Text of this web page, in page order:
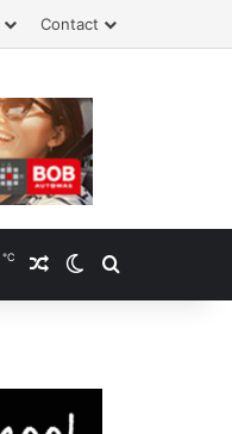
Contact
℃ Willekeurig artikel
Switch skin
Zoeken